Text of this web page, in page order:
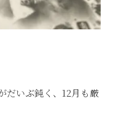
だいぶ鈍く、12月も厳